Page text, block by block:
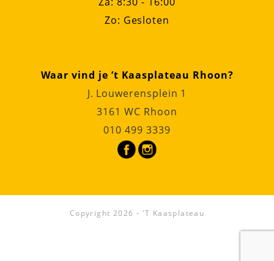
Zo: Gesloten
Waar vind je ’t Kaasplateau Rhoon?
J. Louwerensplein 1
3161 WC Rhoon
010 499 3339
Copyright 2026 - 'T Kaasplateau